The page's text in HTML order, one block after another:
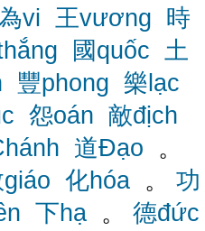
vi 王vương 時
國quốc 土
豐phong 樂lạc
怨oán 敵địch
道Đạo 。
化hóa 。 功
下hạ 。 德đức